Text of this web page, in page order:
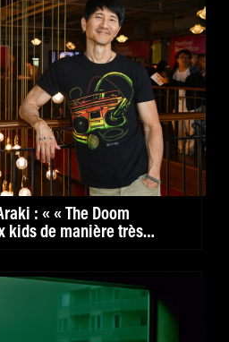
: « « The Doom
kids de manière très